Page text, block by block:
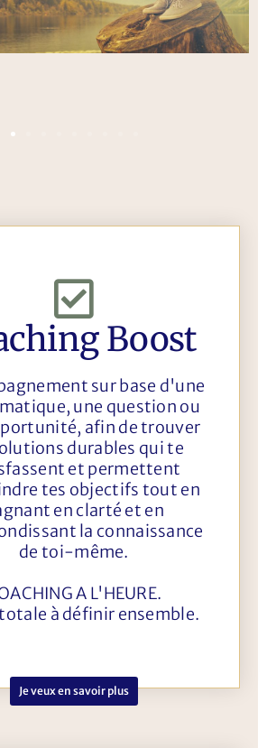
Boost
sur base d'une
une question ou
afin de trouver
durables qui te
et permettent
tes objectifs tout en
en clarté et en
la connaissance
de toi-même.
A L'HEURE.
à définir ensemble.
Je veux en savoir plus